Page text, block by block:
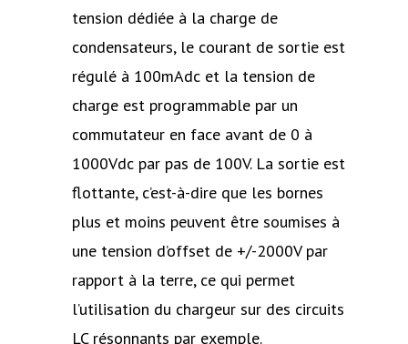
tension dédiée à la charge de
condensateurs, le courant de sortie est
régulé à 100mAdc et la tension de
charge est programmable par un
commutateur en face avant de 0 à
1000Vdc par pas de 100V. La sortie est
flottante, c’est-à-dire que les bornes
plus et moins peuvent être soumises à
une tension d’offset de +/-2000V par
rapport à la terre, ce qui permet
l’utilisation du chargeur sur des circuits
LC résonnants par exemple.